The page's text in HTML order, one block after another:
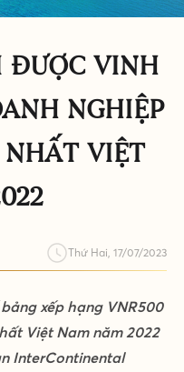
ĐƯỢC VINH
NGHIỆP
VIỆT
Thứ Hai, 17/07/2023
xếp hạng VNR500
Việt Nam năm 2022
InterContinental